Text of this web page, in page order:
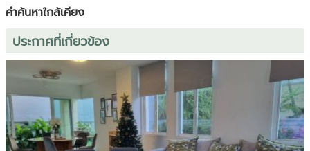
คำค้นหาใกล้เคียง
ประกาศที่เกี่ยวข้อง